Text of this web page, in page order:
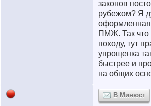
законов
рубежом? Я
ПМЖ. Так что
походу, тут
упрощенка
быстрее и
на общих
В Минюст